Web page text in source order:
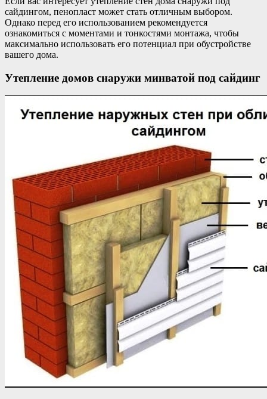
сайдингом, пенопласт может стать отличным выбором.
Однако перед его использованием рекомендуется
ознакомиться с моментами и тонкостями монтажа, чтобы
максимально использовать его потенциал при обустройстве
вашего дома.
Утепление домов снаружи минватой под сайдинг